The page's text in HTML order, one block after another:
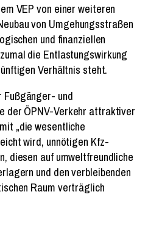
VEP von einer weiteren
von Umgehungsstraßen
und finanziellen
die Entlastungswirkung
Verhältnis steht.
Fußgänger- und
der ÖPNV-Verkehr attraktiver
„die wesentliche
wird, unnötigen Kfz-
diesen auf umweltfreundliche
und den verbleibenden
Raum verträglich